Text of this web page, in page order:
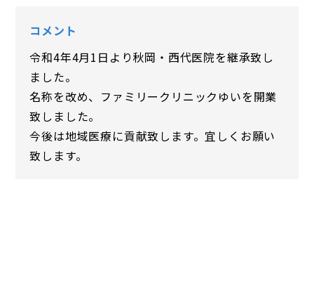
コメント
令和4年4月1日より秋岡・西代医院を継承致し
ました。
名称を改め、ファミリークリニックゆいを開業
致しました。
今後は地域医療に貢献致します。宜しくお願い
致します。